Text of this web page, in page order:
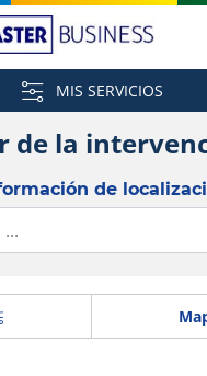
MIS SERVICIOS
de la
de